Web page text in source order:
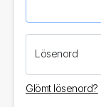
Lösenord
Glömt lösenord?